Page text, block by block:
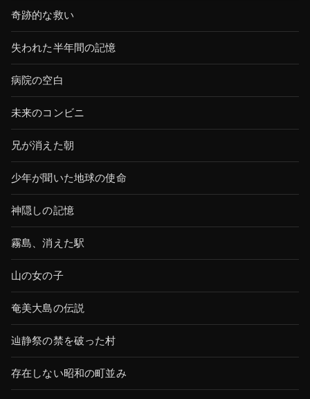
奇跡的な救い
失われた半年間の記憶
病院の空白
未来のコンビニ
兄が消えた朝
少年が聞いた地球の使命
神隠しの記憶
霧島、消えた駅
山の女の子
奄美大島の伝説
辿静祭の禁を破った村
存在しない昭和の町並み